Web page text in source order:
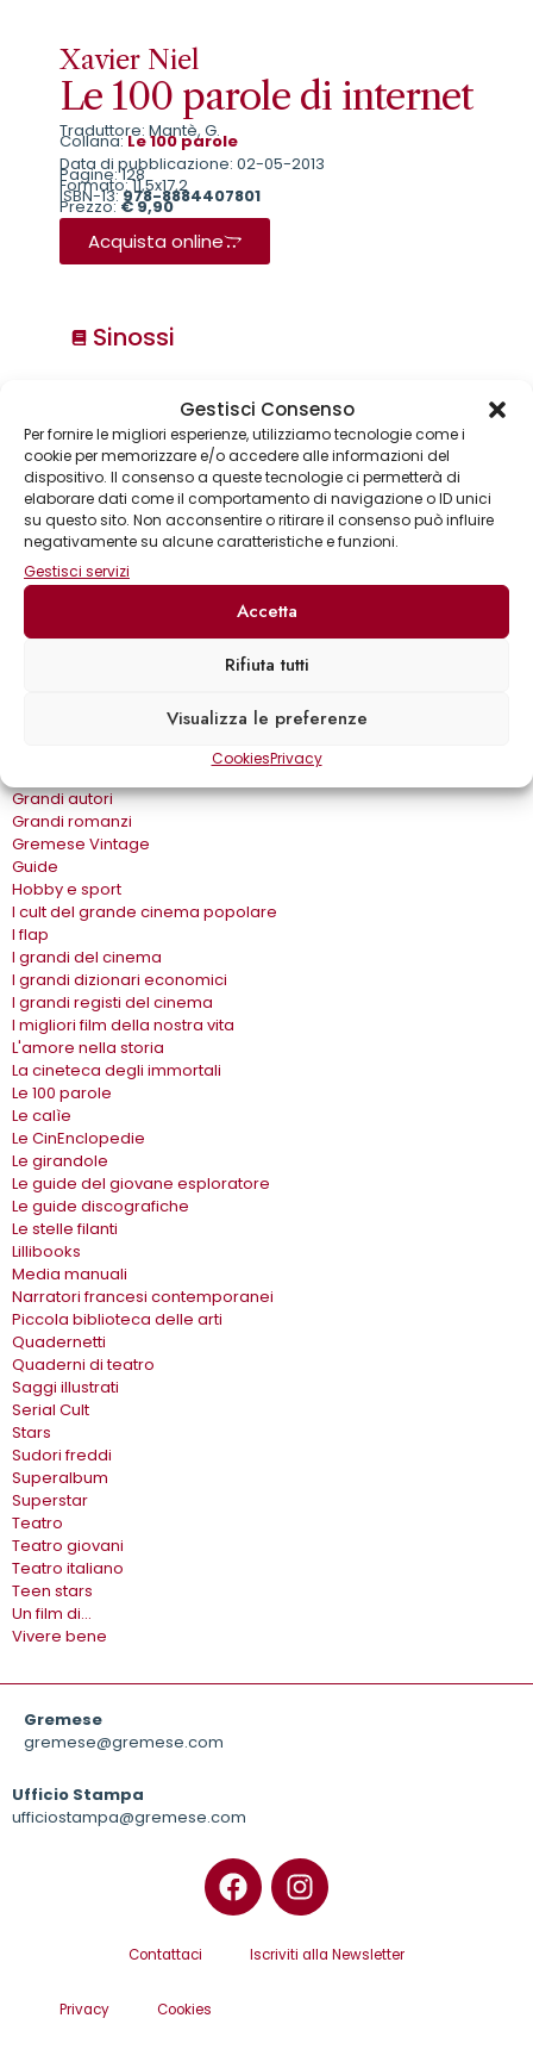
Gestisci Consenso
Per fornire le migliori esperienze, utilizziamo tecnologie come i
cookie per memorizzare e/o accedere alle informazioni del
dispositivo. Il consenso a queste tecnologie ci permetterà di
elaborare dati come il comportamento di navigazione o ID unici
su questo sito. Non acconsentire o ritirare il consenso può influire
negativamente su alcune caratteristiche e funzioni.
Gestisci servizi
Accetta
Rifiuta tutti
Visualizza le preferenze
CookiesPrivacy
Xavier Niel
Le 100 parole di internet
Traduttore: Mantè, G.
Collana:Le 100 parole
Data di pubblicazione: 02-05-2013
Pagine: 128
Formato: 11,5x17,2
ISBN-13:978-8884407801
Prezzo:€ 9,90
Acquista online
Sinossi
Annuari & Guide
Astronomia & dintorni
Bear Grylls adventures
Biblioteca delle arti
Biblioteca gastronomica
Cinema e miti
Crimen
Dialoghi
Dizionari Gremese
Grandi autori
Grandi romanzi
Gremese Vintage
Guide
Hobby e sport
I cult del grande cinema popolare
I flap
I grandi del cinema
I grandi dizionari economici
I grandi registi del cinema
I migliori film della nostra vita
L'amore nella storia
La cineteca degli immortali
Le 100 parole
Le calìe
Le CinEnclopedie
Le girandole
Le guide del giovane esploratore
Le guide discografiche
Le stelle filanti
Lillibooks
Media manuali
Narratori francesi contemporanei
Piccola biblioteca delle arti
Quadernetti
Quaderni di teatro
Saggi illustrati
Serial Cult
Stars
Sudori freddi
Superalbum
Superstar
Teatro
Teatro giovani
Teatro italiano
Teen stars
Un film di…
Vivere bene
Gremese
gremese@gremese.com
Ufficio Stampa
ufficiostampa@gremese.com
Contattaci Iscriviti alla Newsletter
Privacy Cookies